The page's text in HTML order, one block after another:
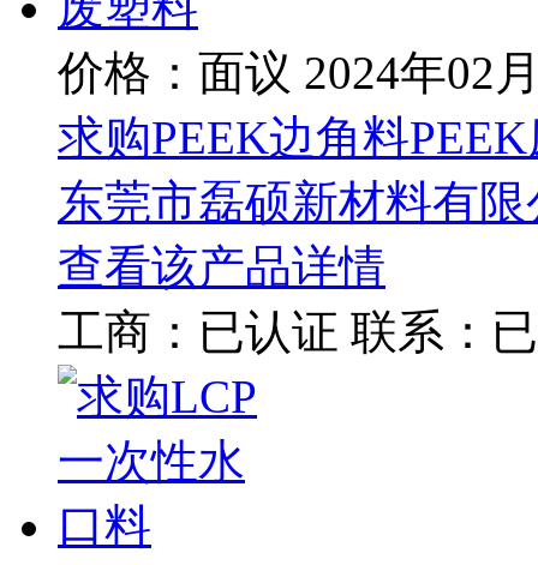
价格：面议 2024年02
求购PEEK边角料
东莞市磊硕新材料有限
查看该产品详情
工商： 已认证 联系：